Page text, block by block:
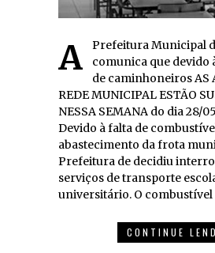
A Prefeitura Municipal de Carandaí
comunica que devido
de caminhoneiros AS
REDE MUNICIPAL ESTÃO
NESSA SEMANA do dia 28/
Devido à falta de
abastecimento da frota
Prefeitura de decidiu
serviços de transporte
universitário. O
CONTINUE